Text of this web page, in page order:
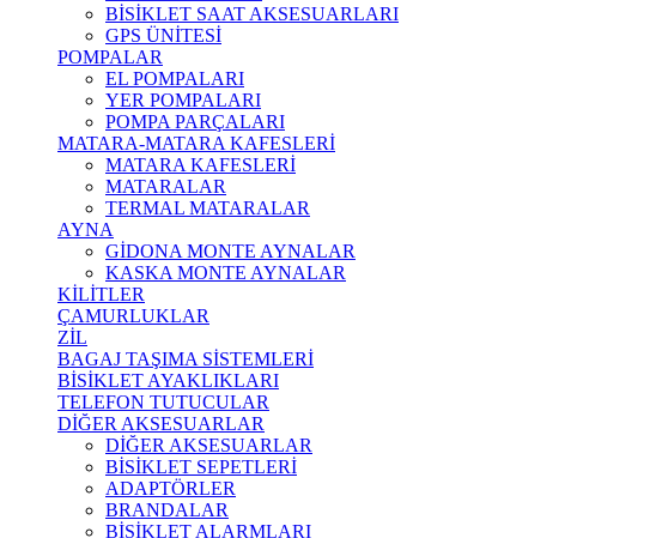
BİSİKLET SAAT AKSESUARLARI
GPS ÜNİTESİ
POMPALAR
EL POMPALARI
YER POMPALARI
POMPA PARÇALARI
MATARA-MATARA KAFESLERİ
MATARA KAFESLERİ
MATARALAR
TERMAL MATARALAR
AYNA
GİDONA MONTE AYNALAR
KASKA MONTE AYNALAR
KİLİTLER
ÇAMURLUKLAR
ZİL
BAGAJ TAŞIMA SİSTEMLERİ
BİSİKLET AYAKLIKLARI
TELEFON TUTUCULAR
DİĞER AKSESUARLAR
DİĞER AKSESUARLAR
BİSİKLET SEPETLERİ
ADAPTÖRLER
BRANDALAR
BİSİKLET ALARMLARI